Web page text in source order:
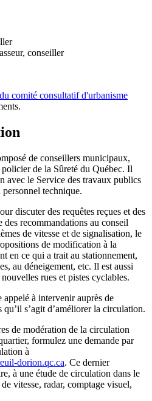
conseiller
comité consultatif d'urbanisme
de conseillers municipaux,
de la Sûreté du Québec. Il
avec le Service des travaux publics
technique.
discuter des requêtes reçues et des
recommandations au conseil
de vitesse et de signalisation, le
de modification à la
en ce qui a trait au stationnement,
au déneigement, etc. Il est aussi
rues et pistes cyclables.
à intervenir auprès de
qu’il s’agit d’améliorer la circulation.
de modération de la circulation
formulez une demande par
à
dorion.qc.ca. Ce dernier
à une étude de circulation dans le
vitesse, radar, comptage visuel,